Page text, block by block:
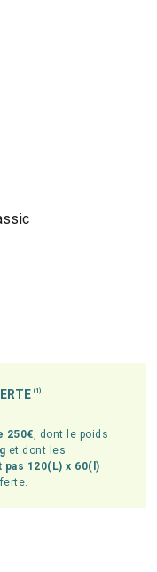
(1)
250€, dont le poids
et dont les
pas 120(L) x 60(l)